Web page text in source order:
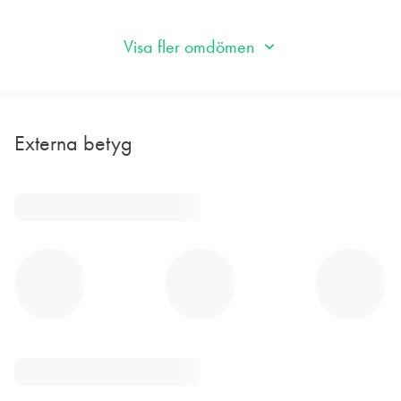
Visa fler omdömen
Externa betyg